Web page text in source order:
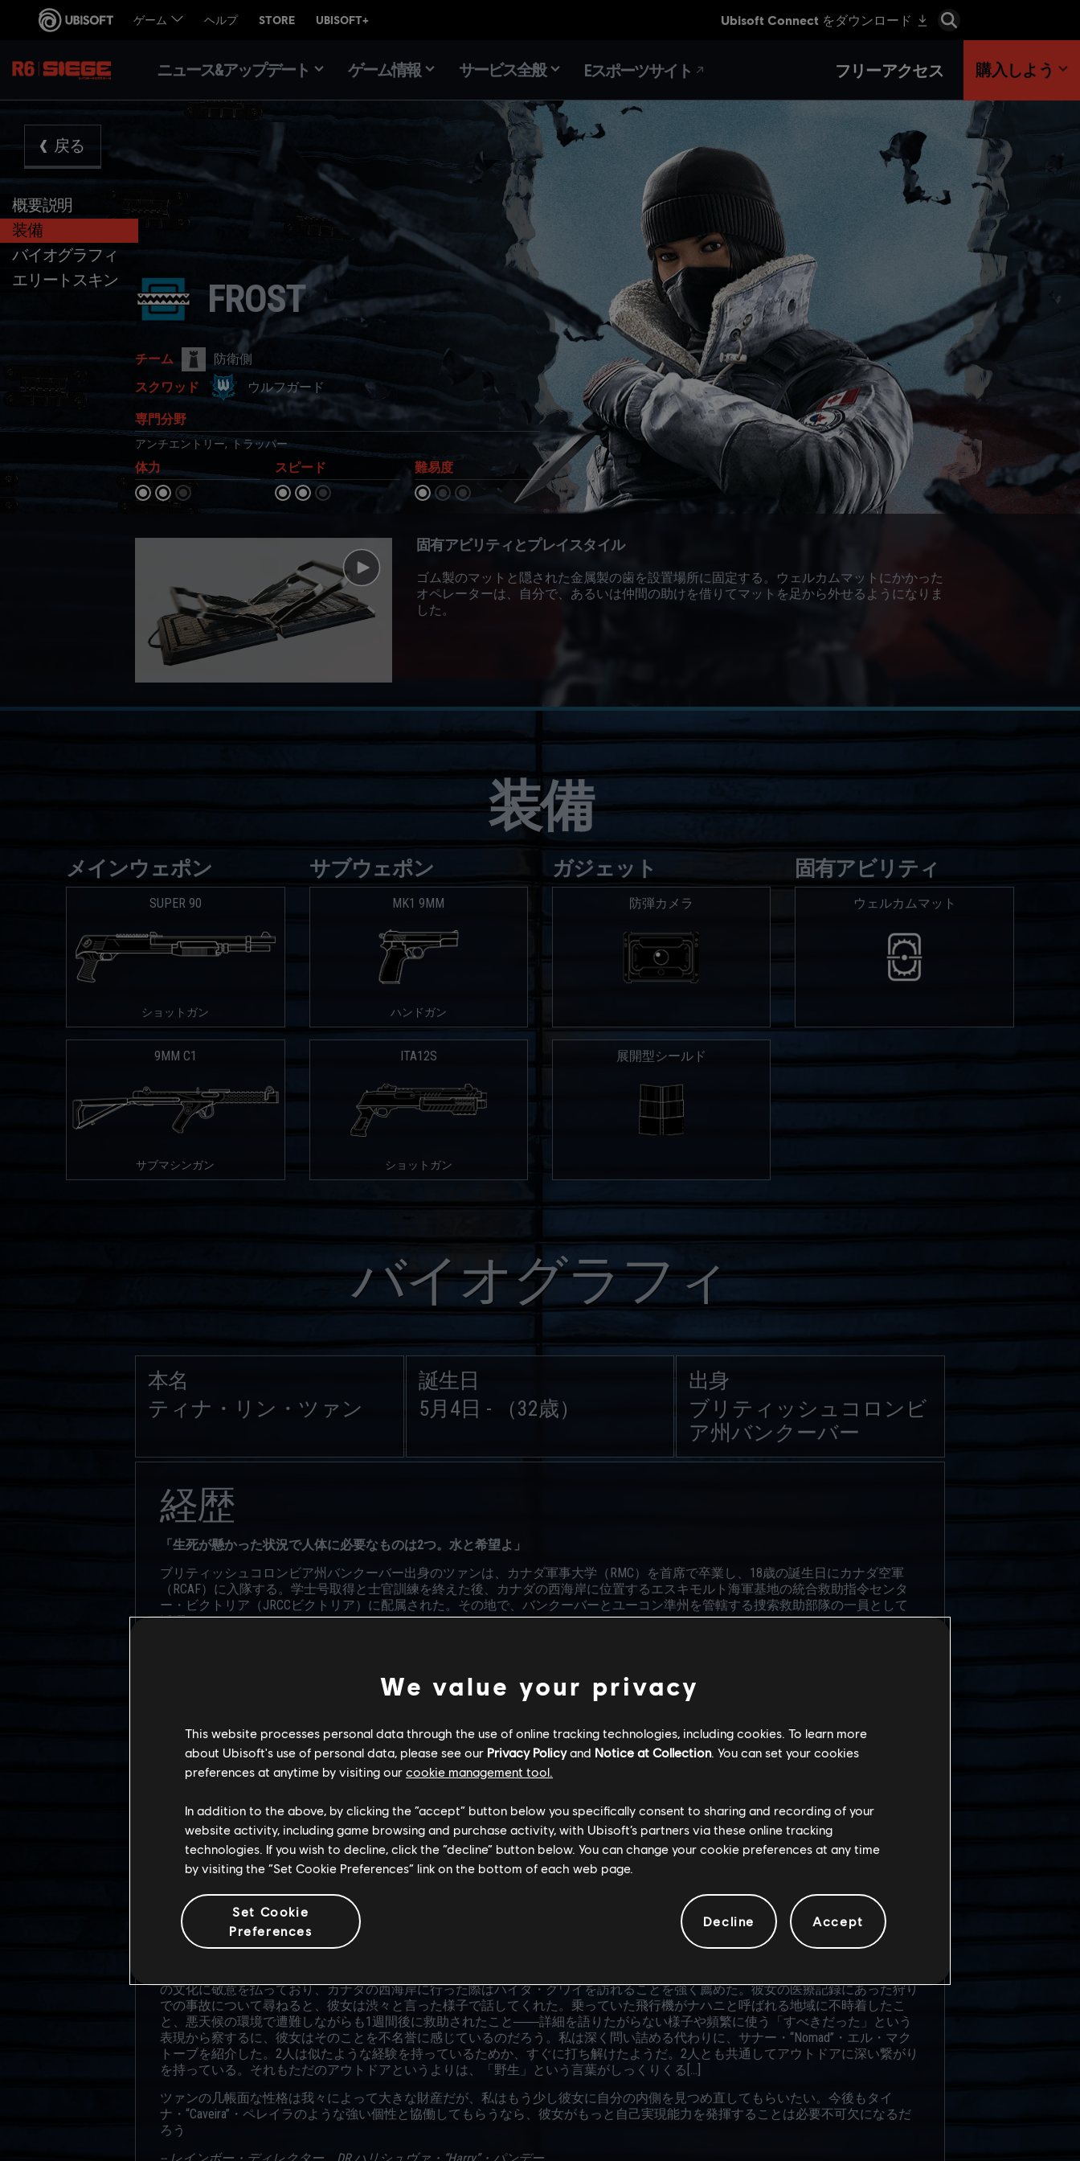
ニュース&アップデート ゲーム情報 サービス全般 Eスポーツサイト フリーアクセス 購入しよう
概要説明
装備
バイオグラフィ
エリートスキン
戻る
FROST
チーム 防衛側
スクワッド ウルフガード
専門分野
アンチエントリー, トラッパー
体力 スピード 難易度
固有アビリティとプレイスタイル
ゴム製のマットと隠された金属製の歯を設置場所に固定する。ウェルカムマットにかかった
オペレーターは、自分で、あるいは仲間の助けを借りてマットを足から外せるようになりま
した。
装備
メインウェポン
SUPER 90
ショットガン
9MM C1
サブマシンガン
サブウェポン
MK1 9MM
ハンドガン
ITA12S
ショットガン
ガジェット
防弾カメラ
展開型シールド
固有アビリティ
ウェルカムマット
バイオグラフィ
本名
ティナ・リン・ツァン
誕生日
5月4日 - （32歳）
出身
ブリティッシュコロンビ
ア州バンクーバー
経歴
「生死が懸かった状況で人体に必要なものは2つ。水と希望よ」
ブリティッシュコロンビア州バンクーバー出身のツァンは、カナダ軍事大学（RMC）を首席で卒業し、18歳の誕生日にカナダ空軍
（RCAF）に入隊する。学士号取得と士官訓練を終えた後、カナダの西海岸に位置するエスキモルト海軍基地の統合救助指令センタ
ー・ビクトリア（JRCCビクトリア）に配属された。その地で、バンクーバーとユーコン準州を管轄する捜索救助部隊の一員として
活躍した
マット」）の設計や改良にも携わっており、そのコンパクトなデザインにより様々な場所・環境下で目立たずに設置することを可能
パーソナリティレポート
白状すると、ティナ・リン・“Frost”・ツァンといると私はエネルギーを吸い取られてしまうようだ。自分が老人のように思わされる
経質ということではない。むしろ、それとは程遠い。どちらかというと、元気なアスリートに近い[…]
現場報告では、ツァンの集中力や粘り強さが評価されている。その過度な注意深さはともあれ、チームは彼女の計画力を信頼してい
る。また、ツァンはフィードバックに対してオープンであるため、意見の不一致があったとしてもチームの結束が乱れることはな
い。ただし、彼女ほど忍耐強くなかったり、近道が好きな人間にとっては、彼女の慎重な姿勢が腹立たしく映ることもあるだろう[…]
ツァンは極めて緻密な計画を立てることができ、その注意深い視点は彼女の日常生活にも活かされている。彼女が両親の結婚記念日
のパーティーについて話してくれた時がいい例だろう。彼女はその日振る舞われた中国の伝統的な宴会における10品のコース料理を
事細かに説明してくれた。彼女なら、記憶だけを頼りに再現することもできそうだと感じた[…]
の文化に敬意を払っており、カナダの西海岸に行った際はハイダ・グワイを訪れることを強く薦めた。彼女の医療記録にあった狩り
での事故について尋ねると、彼女は渋々と言った様子で話してくれた。乗っていた飛行機がナハニと呼ばれる地域に不時着したこ
と、悪天候の環境で遭難しながらも1週間後に救助されたこと――詳細を語りたがらない様子や頻繁に使う「すべきだった」という
表現から察するに、彼女はそのことを不名誉に感じているのだろう。私は深く問い詰める代わりに、サナー・“Nomad”・エル・マク
トーブを紹介した。2人は似たような経験を持っているためか、すぐに打ち解けたようだ。2人とも共通してアウトドアに深い繋がり
を持っている。それもただのアウトドアというよりは、「野生」という言葉がしっくりくる[…]
ツァンの几帳面な性格は我々によって大きな財産だが、私はもう少し彼女に自分の内側を見つめ直してもらいたい。今後もタイ
ナ・“Caveira”・ペレイラのような強い個性と協働してもらうなら、彼女がもっと自己実現能力を発揮することは必要不可欠になるだ
ろう
We value your privacy
This website processes personal data through the use of online tracking technologies, including cookies. To learn more
about Ubisoft's use of personal data, please see our Privacy Policyand Notice at Collection. You can set your cookies
preferences at anytime by visiting our cookie management tool.
In addition to the above, by clicking the “accept” button below you specifically consent to sharing and recording of your
website activity, including game browsing and purchase activity, with Ubisoft’s partners via these online tracking
technologies. If you wish to decline, click the “decline” button below. You can change your cookie preferences at any time
by visiting the “Set Cookie Preferences” link on the bottom of each web page.
Set Cookie
Preferences
Decline Accept